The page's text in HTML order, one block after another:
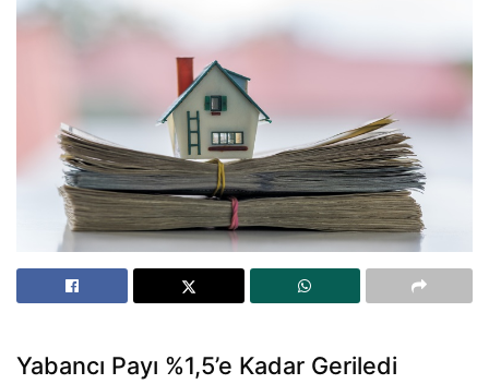
Yabancı Payı %1,5’e Kadar Geriledi